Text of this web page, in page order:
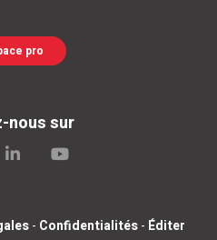
pro
nous sur
- Confidentialités - Éditer